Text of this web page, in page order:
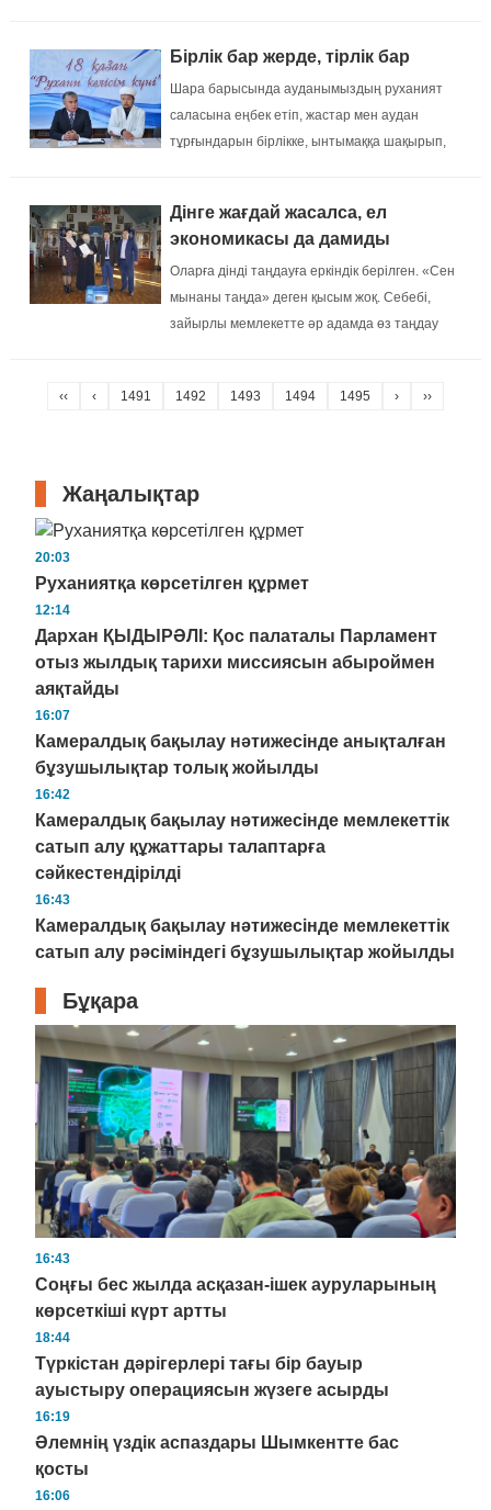
Бірлік бар жерде, тірлік бар
Шара барысында ауданымыздың руханият
саласына еңбек етіп, жастар мен аудан
тұрғындарын бірлікке, ынтымаққа шақырып,
хаттармен марапатталды....
Дінге жағдай жасалса, ел
экономикасы да дамиды
Оларға дінді таңдауға еркіндік берілген. «Сен
мынаны таңда» деген қысым жоқ. Себебі,
зайырлы мемлекетте әр адамда өз таңдау
‹‹ ‹ 1491 1492 1493 1494 1495 › ››
Жаңалықтар
20:03
Руханиятқа көрсетілген құрмет
12:14
Дархан ҚЫДЫРӘЛІ: Қос палаталы Парламент
отыз жылдық тарихи миссиясын абыроймен
аяқтайды
16:07
Камералдық бақылау нәтижесінде анықталған
бұзушылықтар толық жойылды
16:42
Камералдық бақылау нәтижесінде мемлекеттік
сатып алу құжаттары талаптарға
сәйкестендірілді
16:43
Камералдық бақылау нәтижесінде мемлекеттік
сатып алу рәсіміндегі бұзушылықтар жойылды
Бұқара
16:43
Соңғы бес жылда асқазан-ішек ауруларының
көрсеткіші күрт артты
18:44
Түркістан дәрігерлері тағы бір бауыр
ауыстыру операциясын жүзеге асырды
16:19
Әлемнің үздік аспаздары Шымкентте бас
қосты
16:06